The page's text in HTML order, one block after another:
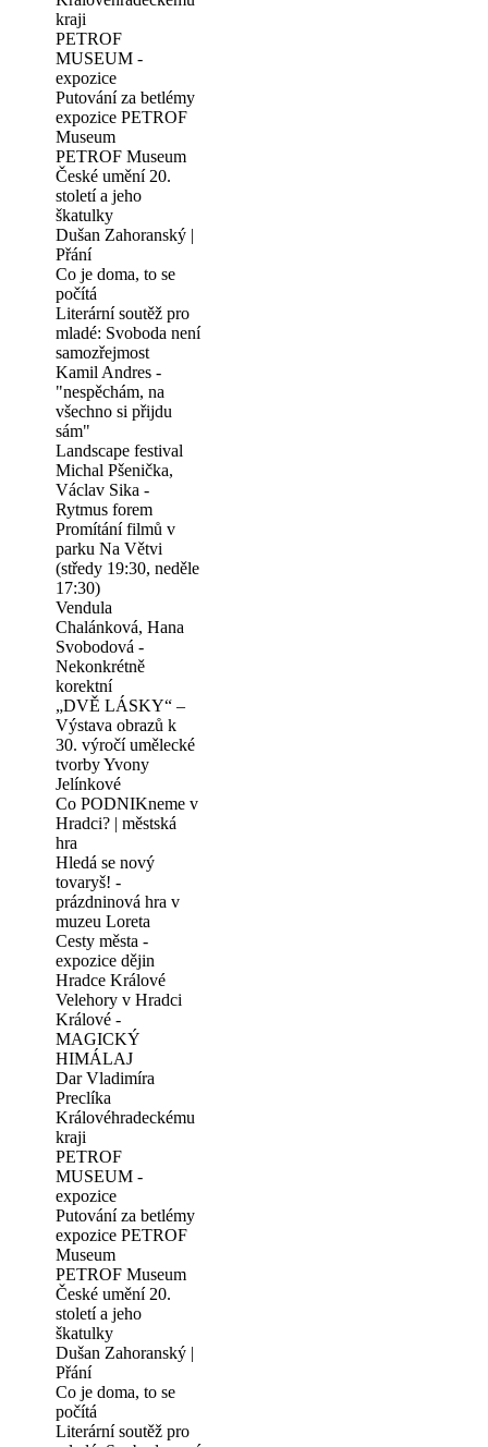
kraji
PETROF
MUSEUM -
expozice
Putování za betlémy
expozice PETROF
Museum
PETROF Museum
České umění 20.
století a jeho
škatulky
Dušan Zahoranský |
Přání
Co je doma, to se
počítá
Literární soutěž pro
mladé: Svoboda není
samozřejmost
Kamil Andres -
"nespěchám, na
všechno si přijdu
sám"
Landscape festival
Michal Pšenička,
Václav Sika -
Rytmus forem
Promítání filmů v
parku Na Větvi
(středy 19:30, neděle
17:30)
Vendula
Chalánková, Hana
Svobodová -
Nekonkrétně
korektní
„DVĚ LÁSKY“ –
Výstava obrazů k
30. výročí umělecké
tvorby Yvony
Jelínkové
Co PODNIKneme v
Hradci? | městská
hra
Hledá se nový
tovaryš! -
prázdninová hra v
muzeu Loreta
Cesty města -
expozice dějin
Hradce Králové
Velehory v Hradci
Králové -
MAGICKÝ
HIMÁLAJ
Dar Vladimíra
Preclíka
Královéhradeckému
kraji
PETROF
MUSEUM -
expozice
Putování za betlémy
expozice PETROF
Museum
PETROF Museum
České umění 20.
století a jeho
škatulky
Dušan Zahoranský |
Přání
Co je doma, to se
počítá
Literární soutěž pro